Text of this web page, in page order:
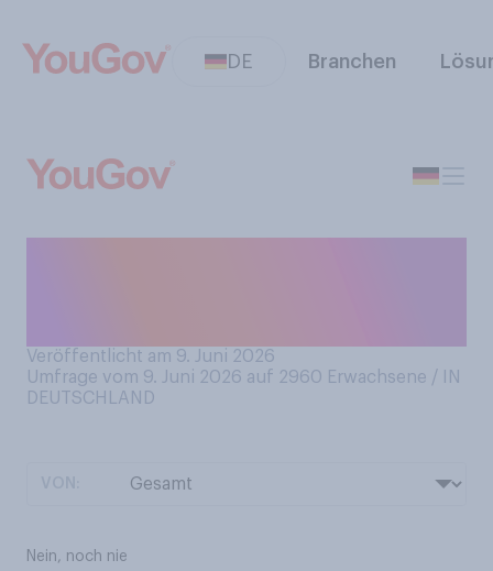
DE Branchen
Veröffentlicht am 9. Juni 2026
Umfrage vom 9. Juni 2026 auf 2960 Erwachsene / IN
DEUTSCHLAND
Nein, noch nie